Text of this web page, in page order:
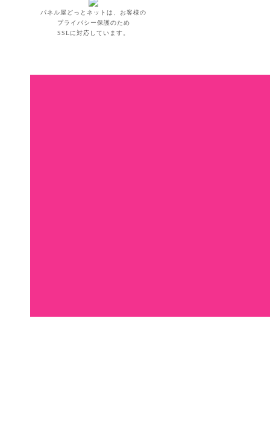
パネル屋どっとネットは、お客様の
プライバシー保護のため
SSLに対応しています。